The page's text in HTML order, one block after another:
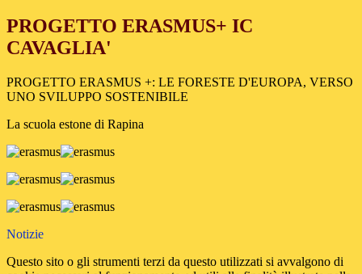
PROGETTO ERASMUS+ IC
CAVAGLIA'
PROGETTO ERASMUS +: LE FORESTE D'EUROPA, VERSO
UNO SVILUPPO SOSTENIBILE
La scuola estone di Rapina
Notizie
Questo sito o gli strumenti terzi da questo utilizzati si avvalgono di